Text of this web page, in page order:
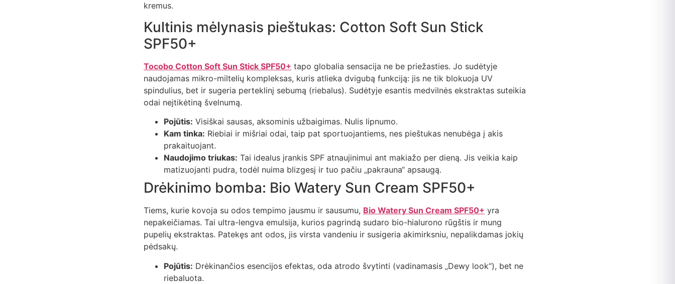
kremus.
Kultinis mėlynasis pieštukas: Cotton Soft Sun Stick
SPF50+
Tocobo Cotton Soft Sun Stick SPF50+ tapo globalia sensacija ne be priežasties. Jo sudėtyje
naudojamas mikro-miltelių kompleksas, kuris atlieka dvigubą funkciją: jis ne tik blokuoja UV
spindulius, bet ir sugeria perteklinį sebumą (riebalus). Sudėtyje esantis medvilnės ekstraktas suteikia
odai neįtikėtiną švelnumą.
Pojūtis: Visiškai sausas, aksominis užbaigimas. Nulis lipnumo.
Kam tinka: Riebiai ir mišriai odai, taip pat sportuojantiems, nes pieštukas nenubėga į akis
prakaituojant.
Naudojimo triukas: Tai idealus įrankis SPF atnaujinimui ant makiažo per dieną. Jis veikia kaip
matizuojanti pudra, todėl nuima blizgesį ir tuo pačiu „pakrauna“ apsaugą.
Drėkinimo bomba: Bio Watery Sun Cream SPF50+
Tiems, kurie kovoja su odos tempimo jausmu ir sausumu, Bio Watery Sun Cream SPF50+ yra
nepakeičiamas. Tai ultra-lengva emulsija, kurios pagrindą sudaro bio-hialurono rūgštis ir mung
pupelių ekstraktas. Patekęs ant odos, jis virsta vandeniu ir susigeria akimirksniu, nepalikdamas jokių
pėdsakų.
Pojūtis: Drėkinančios esencijos efektas, oda atrodo švytinti (vadinamasis „Dewy look“), bet ne
riebaluota.